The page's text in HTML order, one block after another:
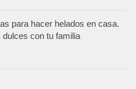
para hacer helados en casa.
con tu familia